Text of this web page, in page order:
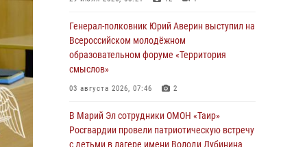
провели занятие по антикоррупционной
тематике
04 августа 2026, 06:06 2
Генерал-полковник Юрий Аверин выступил на
образовательном форуме «Территория
смыслов»
03 августа 2026, 07:46 2
Генерал-полковник Юрий Аверин выступил на
Всероссийском молодёжном
образовательном форуме «Территория
смыслов»
03 августа 2026, 07:46 2
В Марий Эл сотрудники ОМОН «Таир»
Росгвардии провели патриотическую встречу
с детьми в лагере имени Володи Дубинина